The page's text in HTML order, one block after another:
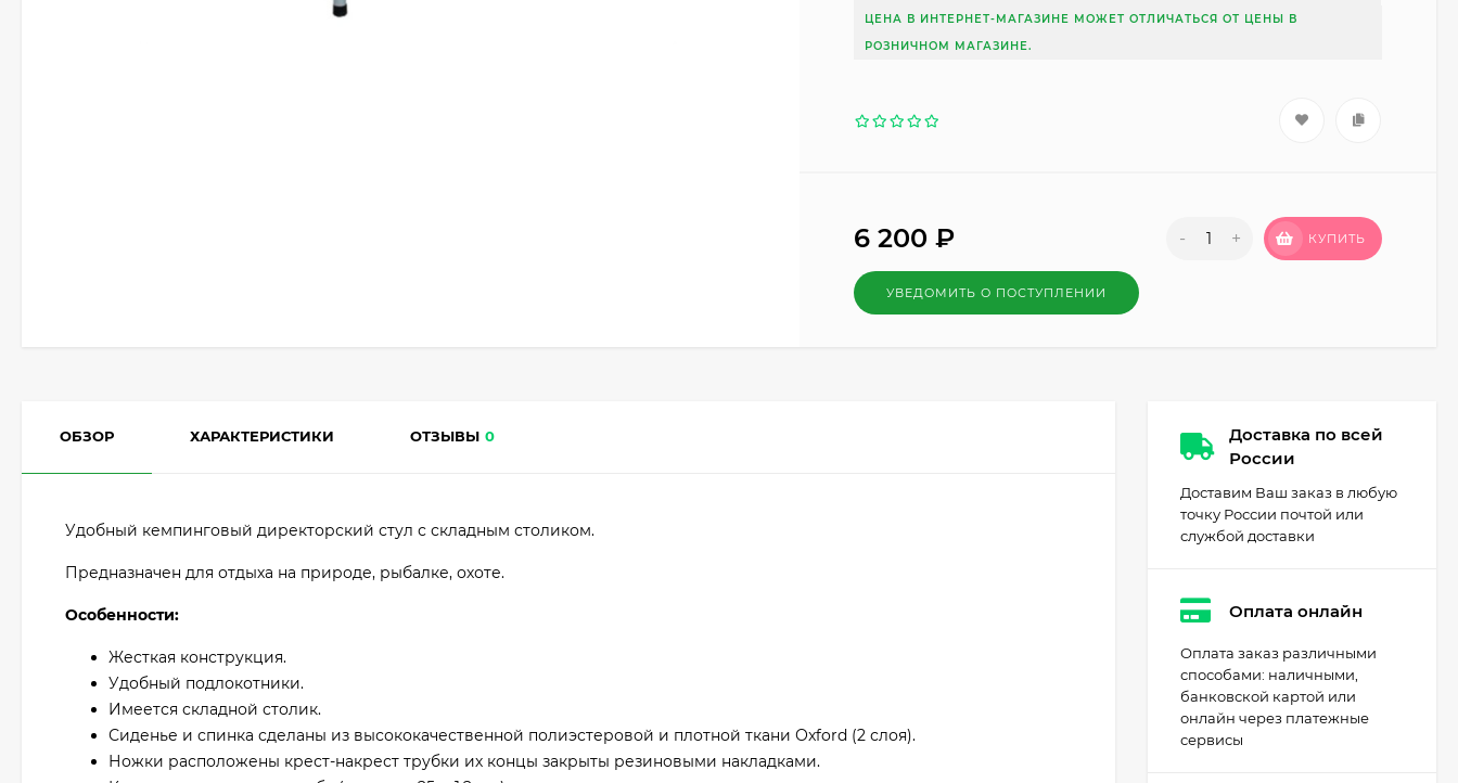
ЦЕНА В ИНТЕРНЕТ-МАГАЗИНЕ МОЖЕТ ОТЛИЧАТЬСЯ ОТ ЦЕНЫ В
РОЗНИЧНОМ МАГАЗИНЕ.
6 200₽ - + КУПИТЬ
УВЕДОМИТЬ О ПОСТУПЛЕНИИ
ОБЗОР ХАРАКТЕРИСТИКИ ОТЗЫВЫ 0
Удобный кемпинговый директорский стул с складным столиком.
Предназначен для отдыха на природе, рыбалке, охоте.
Особенности:
Жесткая конструкция.
Удобный подлокотники.
Имеется складной столик.
Сиденье и спинка сделаны из высококачественной полиэстеровой и плотной ткани Оxford (2 слоя).
Ножки расположены крест-накрест трубки их концы закрыты резиновыми накладками.
Доставка по всей
России
Доставим Ваш заказ в любую
точку России почтой или
службой доставки
Оплата онлайн
Оплата заказ различными
способами: наличными,
банковской картой или
онлайн через платежные
сервисы